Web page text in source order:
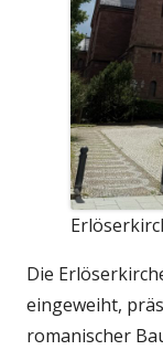
Die
eingeweiht,
romanischer